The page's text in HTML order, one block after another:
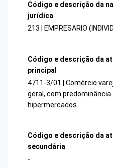
Código e descrição da
jurídica
213 | EMPRESARIO
Código e descrição da
principal
4711-3/01 | Comércio
geral, com
hipermercados
Código e descrição da
secundária
-